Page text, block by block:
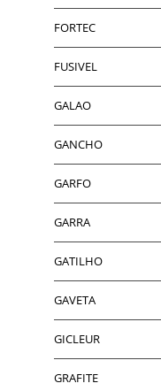
FORTEC
FUSIVEL
GALAO
GANCHO
GARFO
GARRA
GATILHO
GAVETA
GICLEUR
GRAFITE